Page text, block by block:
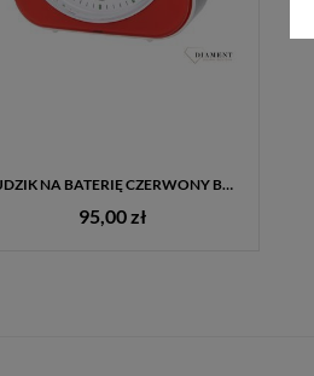
BUDZIK NA BATERIĘ CZERWONY BELL ALARM JVD SRP801.3
95,00 zł